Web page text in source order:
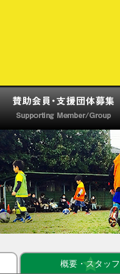
概要・スタッフ